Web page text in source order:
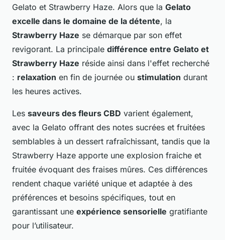
Gelato et Strawberry Haze. Alors que la Gelato
excelle dans le domaine de la détente, la
Strawberry Haze se démarque par son effet
revigorant. La principale différence entre Gelato et
Strawberry Haze réside ainsi dans l'effet recherché
: relaxation en fin de journée ou stimulation durant
les heures actives.
Les saveurs des fleurs CBD varient également,
avec la Gelato offrant des notes sucrées et fruitées
semblables à un dessert rafraîchissant, tandis que la
Strawberry Haze apporte une explosion fraiche et
fruitée évoquant des fraises mûres. Ces différences
rendent chaque variété unique et adaptée à des
préférences et besoins spécifiques, tout en
garantissant une expérience sensorielle gratifiante
pour l’utilisateur.